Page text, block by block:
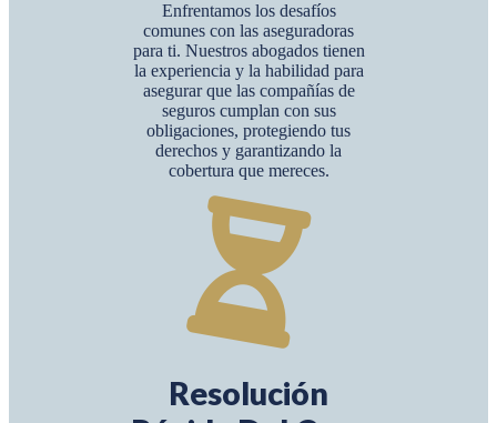
Enfrentamos los desafíos
comunes con las aseguradoras
para ti. Nuestros abogados tienen
la experiencia y la habilidad para
asegurar que las compañías de
seguros cumplan con sus
obligaciones, protegiendo tus
derechos y garantizando la
cobertura que mereces.
Resolución